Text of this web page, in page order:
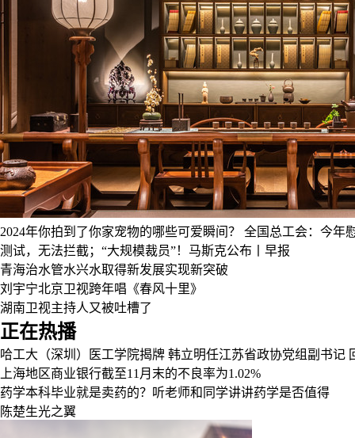
2024年你拍到了你家宠物的哪些可爱瞬间？
全国总工会：今年
测试，无法拦截；“大规模裁员”！马斯克公布丨早报
青海治水管水兴水取得新发展实现新突破
刘宇宁北京卫视跨年唱《春风十里》
湖南卫视主持人又被吐槽了
正在热播
哈工大（深圳）医工学院揭牌 韩立明任江苏省政协党组副书记
上海地区商业银行截至11月末的不良率为1.02%
药学本科毕业就是卖药的？听老师和同学讲讲药学是否值得
陈楚生光之翼